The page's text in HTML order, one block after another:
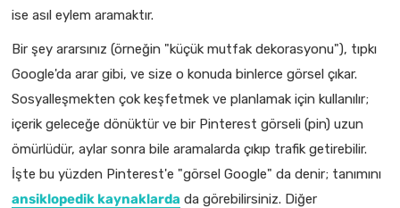
ise asıl eylem aramaktır.
Bir şey ararsınız (örneğin "küçük mutfak dekorasyonu"), tıpkı
Google'da arar gibi, ve size o konuda binlerce görsel çıkar.
Sosyalleşmekten çok keşfetmek ve planlamak için kullanılır;
içerik geleceğe dönüktür ve bir Pinterest görseli (pin) uzun
ömürlüdür, aylar sonra bile aramalarda çıkıp trafik getirebilir.
İşte bu yüzden Pinterest'e "görsel Google" da denir; tanımını
ansiklopedik kaynaklarda da görebilirsiniz. Diğer